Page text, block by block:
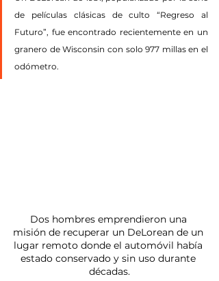
de películas clásicas de culto “Regreso al
Futuro”, fue encontrado recientemente en un
granero de Wisconsin con solo 977 millas en el
odómetro.
Dos hombres emprendieron una
misión de recuperar un DeLorean de un
lugar remoto donde el automóvil había
estado conservado y sin uso durante
décadas.